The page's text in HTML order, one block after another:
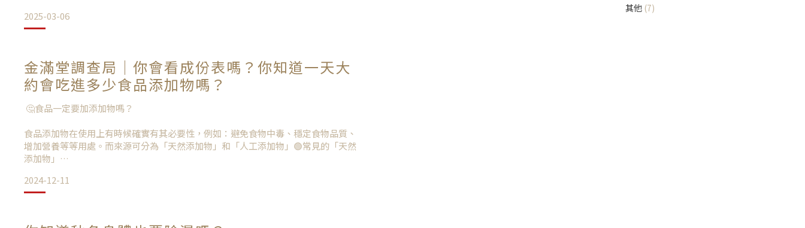
登山除了衣物準備之外，重要還有糧食喔！
✔️行動糧✔️預備糧 ✔️緊急糧
登山健行是長時間消耗體力的運動，
去避免熱量不足，身體肌肉被當作
2025-03-06
金滿堂調查局｜你會看成份表嗎？你知道一天大
約會吃進多少食品添加物嗎？
🤔食品一定要加添加物嗎？
食品添加物在使用上有時候確實有其必要性，例如：避免食物中毒、穩定食物品質、
增加營養等等用處。而來源可分為「天然添加物」和「人工添加物」🟢常見的「天然
添加物」
例如薑黃、梔子花、脂蟲萃取的胭脂紅色素、葡萄皮而來的花青素、菠菜汁所代表的
天然綠色色素等
2024-12-11
其他 (7)